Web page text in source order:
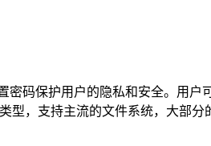
码保护用户的隐私和安全。用户
型，支持主流的文件系统，大部